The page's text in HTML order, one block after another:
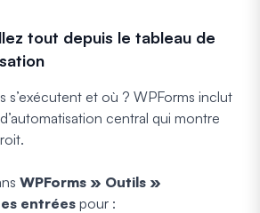
tout depuis le tableau de
s’exécutent et où ? WPForms inclut
central qui montre
WPForms » Outils »
entrées pour :